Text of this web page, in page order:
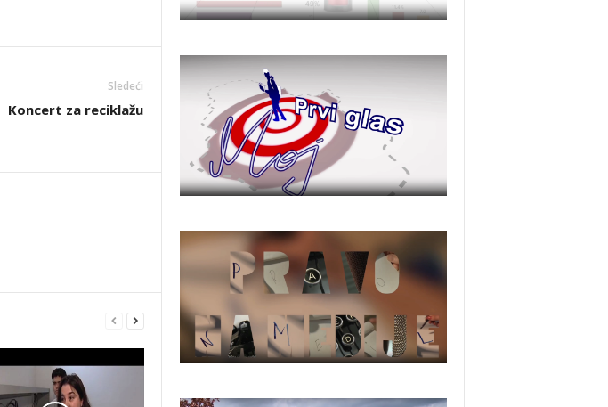
Sledeći
Koncert za reciklažu